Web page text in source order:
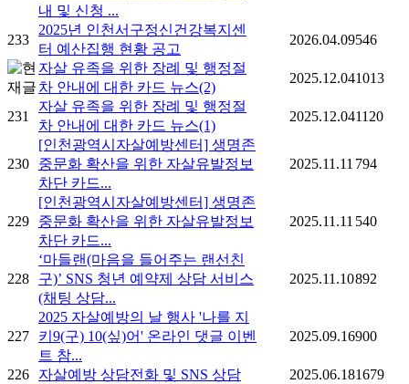
내 및 신청 ...
233
2025년 인천서구정신건강복지센
터 예산집행 현황 공고
2026.04.09546
자살 유족을 위한 장례 및 행정절
차 안내에 대한 카드 뉴스(2)
2025.12.041013
231
자살 유족을 위한 장례 및 행정절
차 안내에 대한 카드 뉴스(1)
2025.12.041120
230
[인천광역시자살예방센터] 생명존
중문화 확산을 위한 자살유발정보
차단 카드...
2025.11.11 794
229
[인천광역시자살예방센터] 생명존
중문화 확산을 위한 자살유발정보
차단 카드...
2025.11.11 540
228
‘마들랜(마음을 들어주는 랜선친
구)’ SNS 청년 예약제 상담 서비스
(채팅 상담...
2025.11.10892
227
2025 자살예방의 날 행사 '나를 지
키9(구) 10(싶)어' 온라인 댓글 이벤
트 참...
2025.09.16900
226 자살예방 상담전화 및 SNS 상담 2025.06.181679